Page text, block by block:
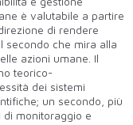
è valutabile a partire
di rendere
secondo che mira alla
azioni umane. Il
teorico-
dei sistemi
un secondo, più
monitoraggio e